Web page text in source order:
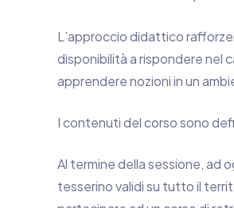
L’approccio didattico
disponibilità a rispondere nel
apprendere nozioni in un
I contenuti del corso sono
Al termine della sessione, ad
tesserino validi su tutto il